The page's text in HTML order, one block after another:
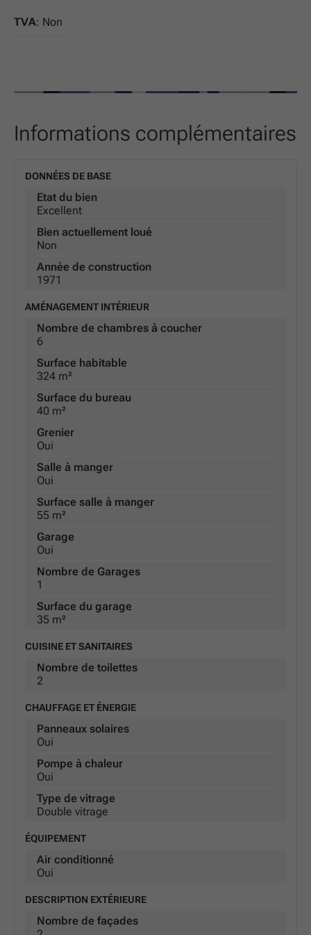
DeepL.com (version gratuite)
TVA: Non
Informations complémentaires
DONNÉES DE BASE
Etat du bien
Excellent
Bien actuellement loué
Non
Année de construction
1971
AMÉNAGEMENT INTÉRIEUR
Nombre de chambres à coucher
6
Surface habitable
324 m²
Surface du bureau
40 m²
Grenier
Oui
Salle à manger
Oui
Surface salle à manger
55 m²
Garage
Oui
Nombre de Garages
1
Surface du garage
35 m²
CUISINE ET SANITAIRES
Nombre de toilettes
2
CHAUFFAGE ET ÉNERGIE
Panneaux solaires
Oui
Pompe à chaleur
Oui
Type de vitrage
Double vitrage
ÉQUIPEMENT
Air conditionné
Oui
DESCRIPTION EXTÉRIEURE
Nombre de façades